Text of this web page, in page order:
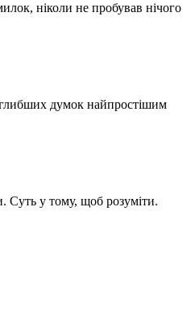
ніколи не пробував нічого
думок найпростішим
Суть у тому, щоб розуміти.